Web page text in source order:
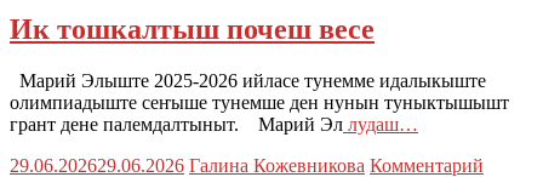
Ик тошкалтыш почеш весе
Марий Элыште 2025-2026 ийласе тунемме идалыкыште
олимпиадыште сеҥыше тунемше ден нунын туныктышышт
грант дене палемдалтыныт. Марий Эл лудаш…
29.06.202629.06.2026 Галина Кожевникова Комментарий